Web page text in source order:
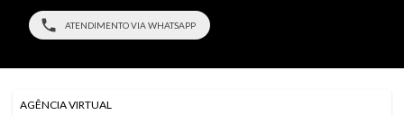
ATENDIMENTO VIA WHATSAPP
AGÊNCIA VIRTUAL